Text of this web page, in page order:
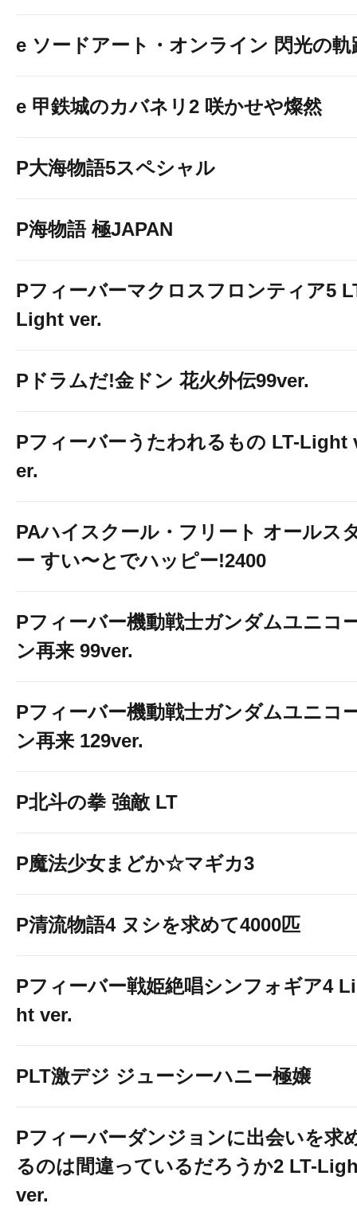
e ソードアート・オンライン 閃光の軌
e 甲鉄城のカバネリ2 咲かせや燦然
P大海物語5スペシャル
P海物語 極JAPAN
Pフィーバーマクロスフロンティア5
Light ver.
Pドラムだ!金ドン 花火外伝99ver.
Pフィーバーうたわれるもの LT-Light
er.
PAハイスクール・フリート オールス
ー すい〜とでハッピー!2400
Pフィーバー機動戦士ガンダムユニコ
ン再来 99ver.
Pフィーバー機動戦士ガンダムユニコ
ン再来 129ver.
P北斗の拳 強敵 LT
P魔法少女まどか☆マギカ3
P清流物語4 ヌシを求めて4000匹
Pフィーバー戦姫絶唱シンフォギア4
ht ver.
PLT激デジ ジューシーハニー極嬢
Pフィーバーダンジョンに出会いを求
るのは間違っているだろうか2 LT-
ver.